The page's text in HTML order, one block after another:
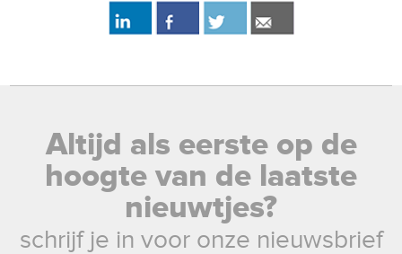
Altijd als eerste op de
hoogte van de laatste
nieuwtjes?
schrijf je in voor onze nieuwsbrief